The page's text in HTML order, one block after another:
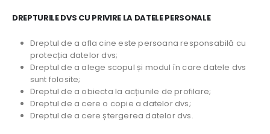
DREPTURILE DVS CU PRIVIRE LA DATELE PERSONALE
Dreptul de a afla cine este persoana responsabilă cu
protecția datelor dvs;
Dreptul de a alege scopul și modul în care datele dvs
sunt folosite;
Dreptul de a obiecta la acțiunile de profilare;
Dreptul de a cere o copie a datelor dvs;
Dreptul de a cere ștergerea datelor dvs.